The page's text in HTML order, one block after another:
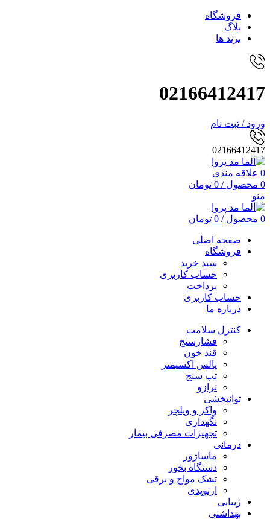
فروشگاه
بلاگ
برند ها
02166412417
ورود / ثبت نام
02166412417
0 علاقه مندی
0 محصول /
0 تومان
منو
0 محصول /
0 تومان
صفحه اصلی
فروشگاه
سبد خرید
حساب کاربری
پرداخت
حساب کاربری
درباره ما
کنترل سلامت
فشارسنج
قند خون
پالس اکسیمتر
تب سنج
ترازو
توانبخشی
واکر و ویلچر
نگهداری
تجهیزات مصرفی بیمار
درمانی
ماساژور
دستگاه بخور
تشک مواج و برقی
ارتوپدی
زیبایی
بهداشتی